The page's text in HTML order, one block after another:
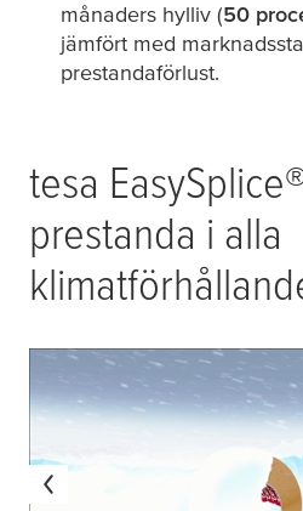
månaders hylliv (50
jämfört med
prestandaförlust.
tesa
prestanda i alla